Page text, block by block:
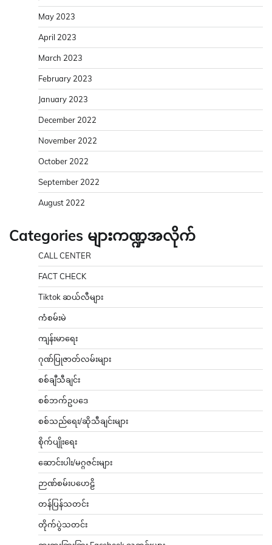
May 2023
April 2023
March 2023
February 2023
January 2023
December 2022
November 2022
October 2022
September 2022
August 2022
Categories များကဏ္ဍအလိုက်
CALL CENTER
FACT CHECK
Tiktok ဆယ်လီများ
ကံစမ်းမဲ
ကျန်းမာရေး
ဂုဏ်ပြုဇာတ်လမ်းများ
စစ်ချီသီချင်း
စစ်ဘက်ဥပဒေ
စစ်သည်ရေး/ဆိုသီချင်းများ
စိုက်ပျိုးရေး
ဆောင်းပါး/မဂ္ဂဇင်းများ
ဉာဏ်စမ်းပဟေဠိ
တန်ပြန်သတင်း
တိုက်ပွဲသတင်း